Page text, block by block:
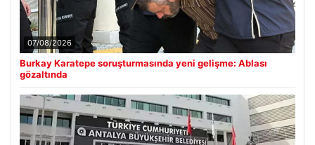
07/08/2026
Burkay Karatepe soruşturmasında yeni gelişme: Ablası
gözaltında